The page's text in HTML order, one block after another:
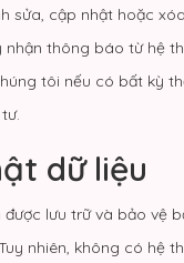
sửa, cập nhật hoặc
nhận thông báo từ hệ
tôi nếu có bất kỳ
dữ liệu
lưu trữ và bảo vệ
nhiên, không có hệ